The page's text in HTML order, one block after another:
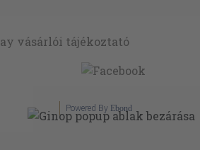
Powered By Ebond